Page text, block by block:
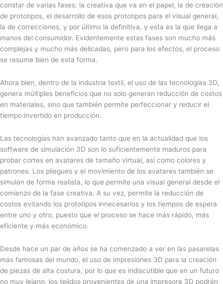
constar de varias fases: la creativa que va en el papel, la de creación
de prototipos, el desarrollo de esos prototipos para el visual general,
la de correcciones, y por último la definitiva, y esta es la que llega a
manos del consumidor. Evidentemente estas fases son mucho más
complejas y mucho más delicadas, pero para los efectos, el proceso
se resume bien de esta forma.
Ahora bien, dentro de la industria textil, el uso de las tecnologías 3D,
genera múltiples beneficios que no solo generan reducción de costos
en materiales, sino que también permite perfeccionar y reducir el
tiempo invertido en producción.
Las tecnologías han avanzado tanto que en la actualidad que los
software de simulación 3D son lo suficientemente maduros para
probar cortes en avatares de tamaño virtual, así como colores y
patrones. Los pliegues y el movimiento de los avatares también se
simulan de forma realista, lo que permite una visual general desde el
comienzo de la fase creativa. A su vez, permite la reducción de
costos evitando los prototipos innecesarios y los tiempos de espera
entre uno y otro, puesto que el proceso se hace más rápido, más
eficiente y más económico.
Desde hace un par de años se ha comenzado a ver en las pasarelas
más famosas del mundo, el uso de impresiones 3D para la creación
de piezas de alta costura, por lo que es indiscutible que en un futuro
no muy lejano, los tejidos provenientes de una impresora 3D podrán